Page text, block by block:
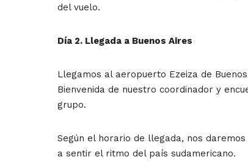
del vuelo.
Día 2. Llegada a Buenos Aires
Llegamos al aeropuerto Ezeiza de
Bienvenida de nuestro coordinador y
grupo.
Según el horario de llegada, nos
a sentir el ritmo del país sudamericano.